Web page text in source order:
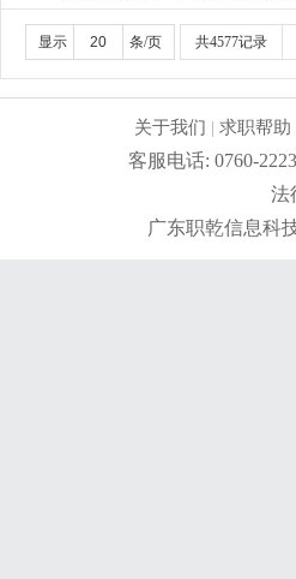
持仓库内货品和环境的干
系统；3、服从管理、能适
显示 条/页 共4577记录
关于我们 |求职帮助
客服电话: 0760-
法
广东职乾信息科